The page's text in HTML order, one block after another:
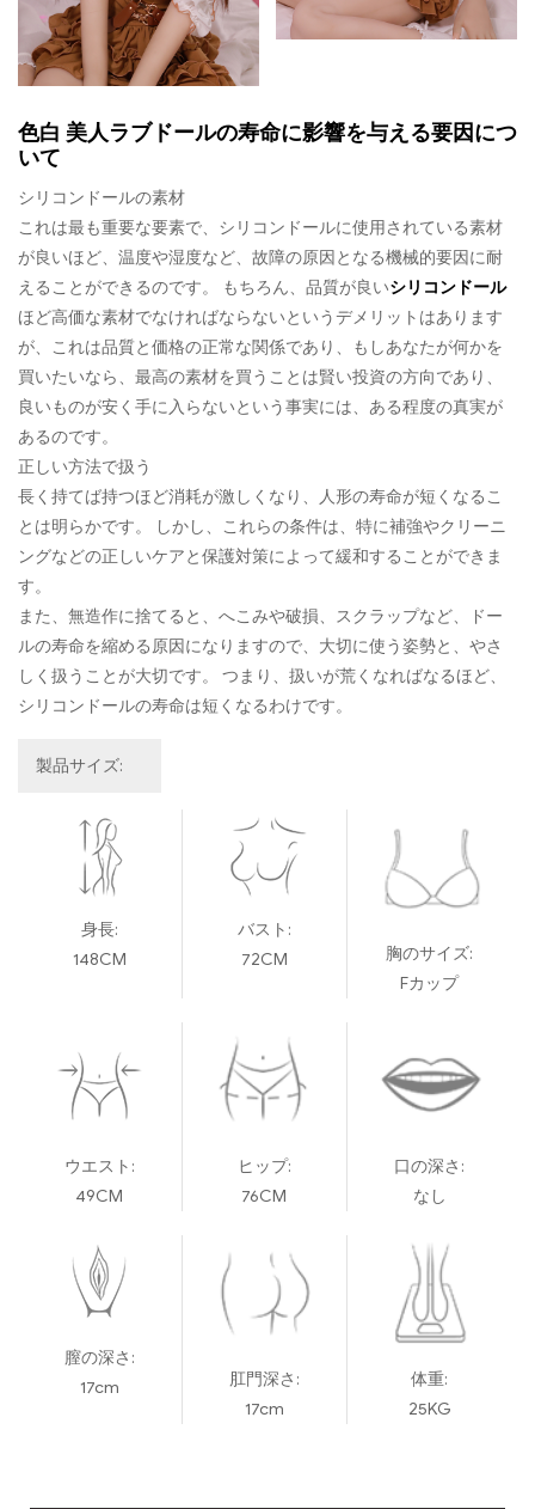
色白 美人ラブドールの寿命に影響を与える要因につ
いて
シリコンドールの素材
これは最も重要な要素で、シリコンドールに使用されている素材
が良いほど、温度や湿度など、故障の原因となる機械的要因に耐
えることができるのです。 もちろん、品質が良いシリコンドール
ほど高価な素材でなければならないというデメリットはあります
が、これは品質と価格の正常な関係であり、もしあなたが何かを
買いたいなら、最高の素材を買うことは賢い投資の方向であり、
良いものが安く手に入らないという事実には、ある程度の真実が
あるのです。
正しい方法で扱う
長く持てば持つほど消耗が激しくなり、人形の寿命が短くなるこ
とは明らかです。 しかし、これらの条件は、特に補強やクリーニ
ングなどの正しいケアと保護対策によって緩和することができま
す。
また、無造作に捨てると、へこみや破損、スクラップなど、ドー
ルの寿命を縮める原因になりますので、大切に使う姿勢と、やさ
しく扱うことが大切です。 つまり、扱いが荒くなればなるほど、
シリコンドールの寿命は短くなるわけです。
製品サイズ:
身長:
148CM
バスト:
72CM
胸のサイズ:
Fカップ
ウエスト:
49CM
ヒップ:
76CM
口の深さ:
なし
膣の深さ:
17cm
肛門深さ:
17cm
体重:
25KG